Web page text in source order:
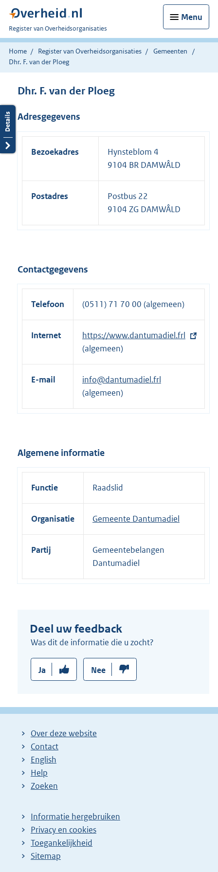
Menu
U
bent
nu
hier:
Register van Overheidsorganisaties
Home Register van Overheidsorganisaties
Gemeenten
Dhr. F. van der Ploeg
Dhr. F. van der Ploeg
Adresgegevens
Bezoekadres
Hynsteblom 4
9104 BR DAMWÂLD
Postadres
Postbus 22
9104 ZG DAMWÂLD
Contactgegevens
Telefoon (0511) 71 70 00 (algemeen)
Internet
E
x
t
e
r
e
n
k
https://www.dantumadiel.frl
(algemeen)
E-mail
info@dantumadiel.frl
(algemeen)
Algemene informatie
Functie Raadslid
Organisatie Gemeente Dantumadiel
Partij
Gemeentebelangen
Dantumadiel
Deel uw feedback
Was dit de informatie die u zocht?
Ja Nee
Over deze website
Contact
English
Help
Zoeken
Informatie hergebruiken
Privacy en cookies
Toegankelijkheid
Sitemap